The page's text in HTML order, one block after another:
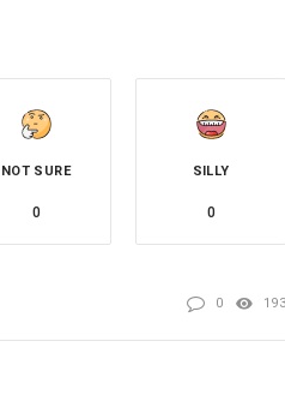
NOT SURE
0
SILLY
0
0 193